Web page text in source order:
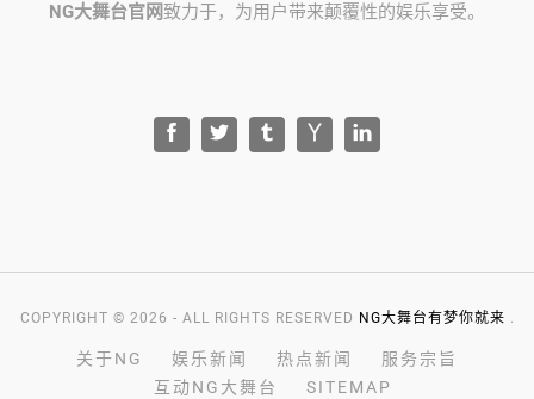
NG大舞台官网致力于，为用户带来颠覆性的娱乐享受。
COPYRIGHT © 2026 - ALL RIGHTS RESERVED NG大舞台有梦你就来 .
关于NG 娱乐新闻 热点新闻
服务宗旨
互动NG大舞台
SITEMAP